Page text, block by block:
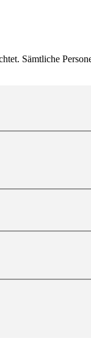
Sämtliche